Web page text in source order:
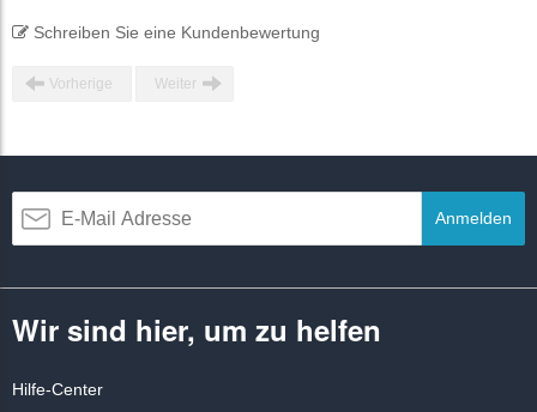
Schreiben Sie eine Kundenbewertung
Vorherige Weiter
Anmelden
Wir sind hier, um zu helfen
Hilfe-Center